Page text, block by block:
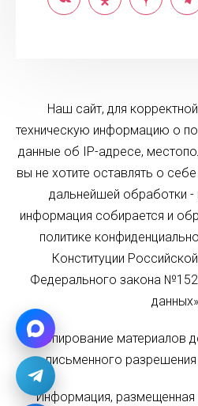
Наш сайт, для
техническую информацию о
данные об IP-адресе,
вы не хотите оставлять о
дальнейшей обработки -
информация собирается и
политике
Конституции
Федерального закона
данных».
Копирование материалов
письменного разрешения
Информация, размещенная